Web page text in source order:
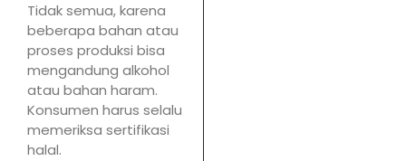
Tidak semua, karena
beberapa bahan atau
proses produksi bisa
mengandung alkohol
atau bahan haram.
Konsumen harus selalu
memeriksa sertifikasi
halal.